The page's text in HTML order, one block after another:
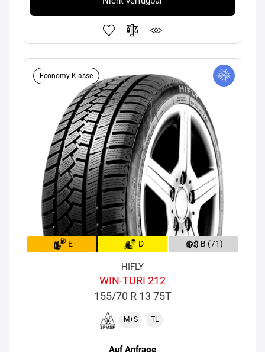
Economy-Klasse
E D B (71)
HIFLY
WIN-TURI 212
155/70 R 13 75T
M+S TL
Auf Anfrage